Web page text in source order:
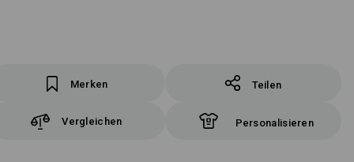
Merken Teilen
Vergleichen Personalisieren